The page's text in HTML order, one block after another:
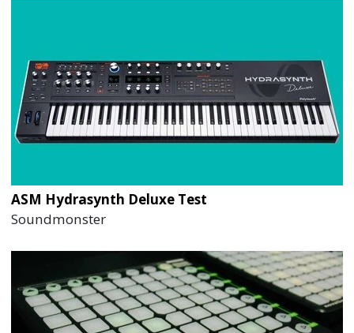
ASM Hydrasynth Deluxe Test
Soundmonster